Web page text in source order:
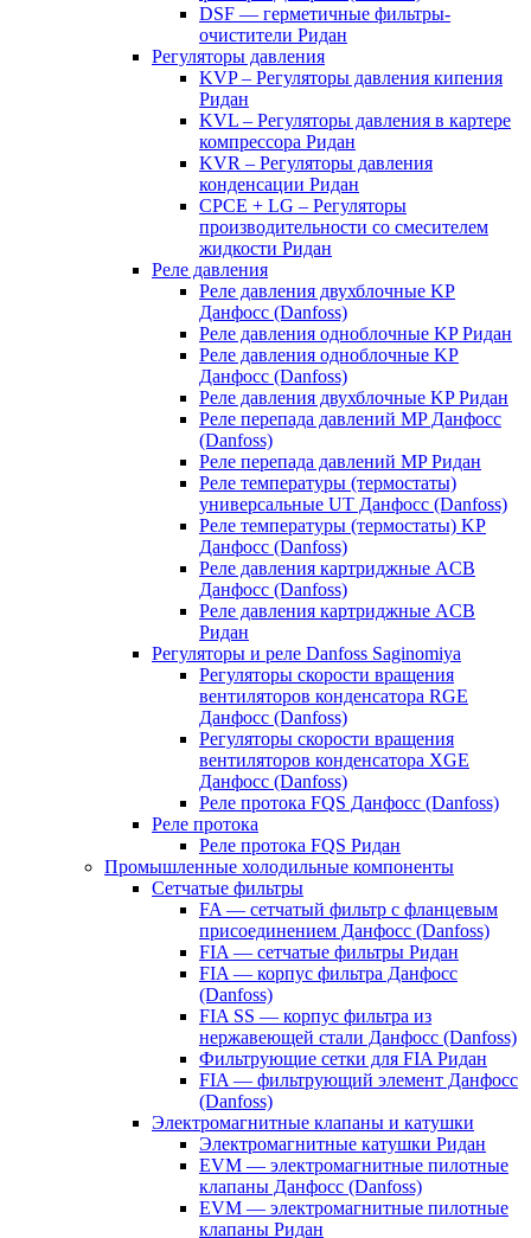
DSF — герметичные фильтры-
очистители Ридан
Регуляторы давления
KVP – Регуляторы давления кипения
Ридан
KVL – Регуляторы давления в картере
компрессора Ридан
KVR – Регуляторы давления
конденсации Ридан
CPCE + LG – Регуляторы
производительности со смесителем
жидкости Ридан
Реле давления
Реле давления двухблочные KP
Данфосс (Danfoss)
Реле давления одноблочные KP Ридан
Реле давления одноблочные KP
Данфосс (Danfoss)
Реле давления двухблочные KP Ридан
Реле перепада давлений MP Данфосс
(Danfoss)
Реле перепада давлений MP Ридан
Реле температуры (термостаты)
универсальные UT Данфосс (Danfoss)
Реле температуры (термостаты) KP
Данфосс (Danfoss)
Реле давления картриджные ACB
Данфосс (Danfoss)
Реле давления картриджные ACB
Ридан
Регуляторы и реле Danfoss Saginomiya
Регуляторы скорости вращения
вентиляторов конденсатора RGE
Данфосс (Danfoss)
Регуляторы скорости вращения
вентиляторов конденсатора XGE
Данфосс (Danfoss)
Реле протока FQS Данфосс (Danfoss)
Реле протока
Реле протока FQS Ридан
Промышленные холодильные компоненты
Сетчатые фильтры
FA — сетчатый фильтр с фланцевым
присоединением Данфосс (Danfoss)
FIA — сетчатые фильтры Ридан
FIA — корпус фильтра Данфосс
(Danfoss)
FIA SS — корпус фильтра из
нержавеющей стали Данфосс (Danfoss)
Фильтрующие сетки для FIA Ридан
FIA — фильтрующий элемент Данфосс
(Danfoss)
Электромагнитные клапаны и катушки
Электромагнитные катушки Ридан
EVM — электромагнитные пилотные
клапаны Данфосс (Danfoss)
EVM — электромагнитные пилотные
клапаны Ридан